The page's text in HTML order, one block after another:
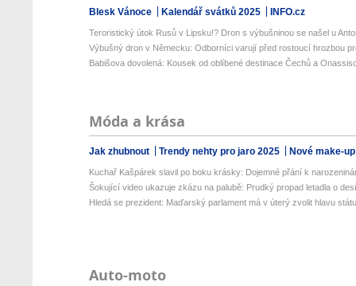
Blesk Vánoce Kalendář svátků 2025 INFO.cz
Teroristický útok Rusů v Lipsku!? Dron s výbušninou se našel u
Výbušný dron v Německu: Odborníci varují před rostoucí hrozbou
Babišova dovolená: Kousek od oblíbené destinace Čechů a
Móda a krása
Jak zhubnout Trendy nehty pro jaro 2025 Nové make-
Kuchař Kašpárek slavil po boku krásky: Dojemné přání k
Šokující video ukazuje zkázu na palubě: Prudký propad letadla o
Hledá se prezident: Maďarský parlament má v úterý zvolit hlavu
Auto-moto